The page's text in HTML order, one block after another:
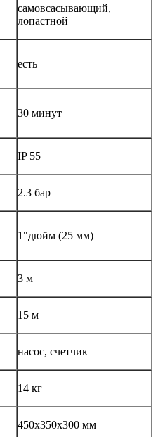
самовсасывающий,
лопастной
есть
30 минут
IP 55
2.3 бар
1"дюйм (25 мм)
3 м
15 м
насос, счетчик
14 кг
450х350х300 мм